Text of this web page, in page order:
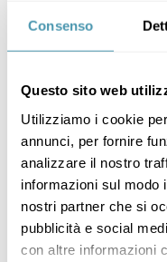
Consenso
Questo sito web
Utilizziamo i cookie
annunci, per fornire
analizzare il nostro
informazioni sul modo
nostri partner che si
pubblicità e social
con altre informazioni
Angela
295,00€–310,00€